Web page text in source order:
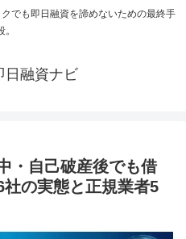
でも即日融資を諦めないための最終手
。
日融資ナビ
・自己破産後でも借
の実態と正規業者5